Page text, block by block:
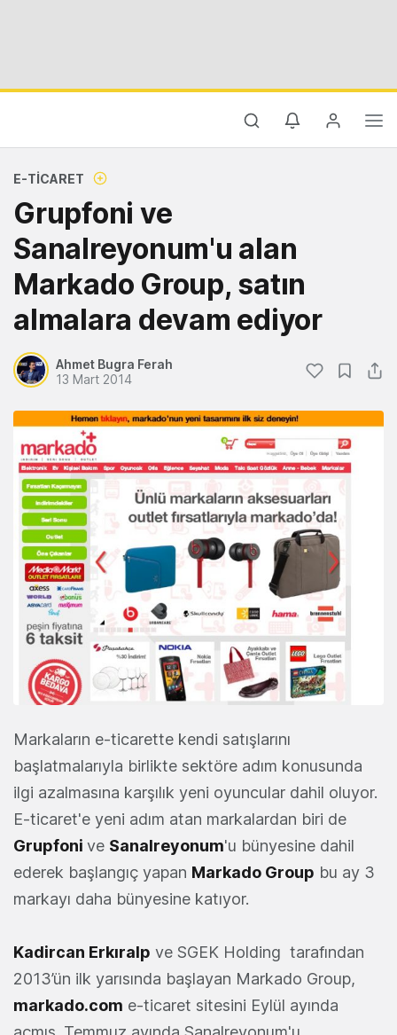
E-TICARET
Grupfoni ve
Sanalreyonum'u alan
Markado Group, satın
almalara devam ediyor
Ahmet Bugra Ferah
13 Mart 2014
Markaların e-ticarette kendi satışlarını
başlatmalarıyla birlikte sektöre adım konusunda
ilgi azalmasına karşılık yeni oyuncular dahil oluyor.
E-ticaret'e yeni adım atan markalardan biri de
Grupfoni ve Sanalreyonum'u bünyesine dahil
ederek başlangıç yapan Markado Group bu ay 3
markayı daha bünyesine katıyor.
Kadircan Erkıralp ve SGEK Holding tarafından
2013’ün ilk yarısında başlayan Markado Group,
markado.com e-ticaret sitesini Eylül ayında